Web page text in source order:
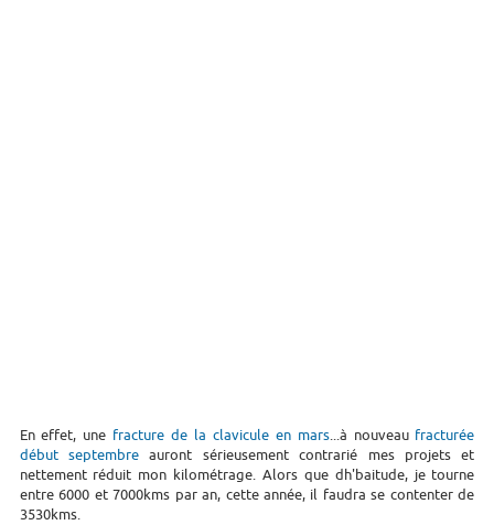
En effet, une fracture de la clavicule en mars...à nouveau fracturée
début septembre auront sérieusement contrarié mes projets et
nettement réduit mon kilométrage. Alors que dh'baitude, je tourne
entre 6000 et 7000kms par an, cette année, il faudra se contenter de
3530kms.